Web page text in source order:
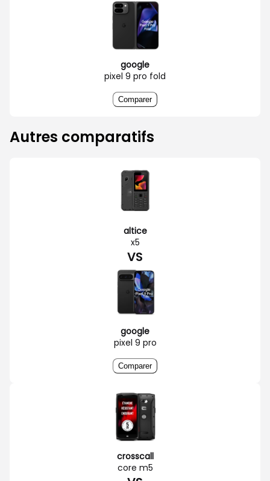
google
pixel 9 pro fold
Comparer
Autres comparatifs
altice
x5
VS
google
pixel 9 pro
Comparer
crosscall
core m5